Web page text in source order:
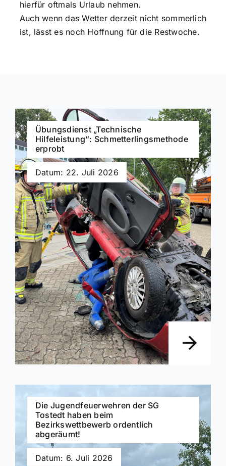
hierfür oftmals Urlaub nehmen.
Auch wenn das Wetter derzeit nicht sommerlich
ist, lässt es noch Hoffnung für die Restwoche.
Übungsdienst „Technische
Hilfeleistung“: Schmetterlingsmethode
erprobt
Datum: 22. Juli 2026
Die Jugendfeuerwehren der SG
Tostedt haben beim
Bezirkswettbewerb ordentlich
abgeräumt!
Datum: 6. Juli 2026